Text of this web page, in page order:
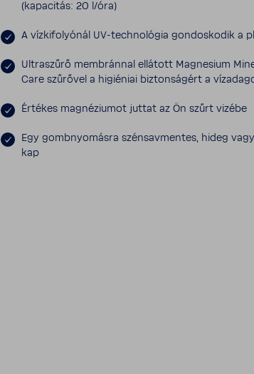
(kapa­citás: 20 l/óra)
A vízki­fo­lyónál UV-​technológia gondos­kodik a
Ultra­szűrő memb­ránnal ellá­tott Magne­sium
Care szűrővel a higi­é­niai bizton­sá­gért a
Értékes magné­zi­umot juttat az Ön szűrt vizébe
Egy gomb­nyo­másra szén­sav­mentes, hideg
kap